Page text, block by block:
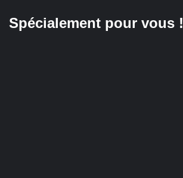
Spécialement pour vous !